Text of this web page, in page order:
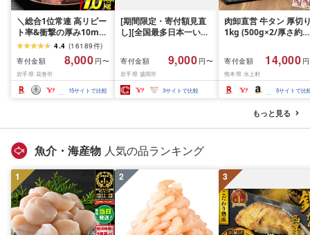
＼総合1位常連 高リピー
ト率&衝撃の厚み10mm
厚切り牛タン 塩味/ ≪ス
ピード発送!!10営業日以
内発送≫ 選べる内容量
500g / 1kg 定期便 毎月
届く 牛肉 肉 BBQ ふるさ
と 人気 ランキング 岩手
4.4 (16189件)
寄付金額
8,000 円〜
岩手県 花巻市
15サイトで比較
[期間限定・寄付額見直
し][全国最多日本一いわ
1.5kg(150g×10個) いわ
て牛 × 岩中豚 ハンバー
グ 合挽き 合い挽き 黒毛
和牛 人気 冷凍 個包装 小
分け 冷凍 牛肉 豚肉 和牛
お弁当 hannba-gu ラン
手県 盛岡市 東北 岩手 盛
寄付金額 9,000 円〜
岩手県 盛岡市
3サイトで比較
肉卸直営 牛タン 厚切
1kg (500g×2/厚さ約
牛肉 焼肉 冷凍 スライ
業務用 バーベキュー
BBQ おつまみ ギフト
祝い お中元 夏ギフト
寄付金額 14,000
熊本県 水上村
5サイトで比
もっと見る
魚介・海産物 人気の品ランキング
1 2 3